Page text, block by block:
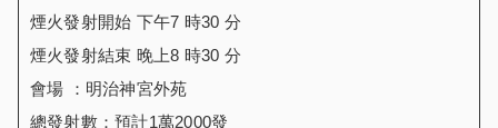
煙火發射開始 下午7 時30 分
煙火發射結束 晚上8 時30 分
會場 ：明治神宮外苑
總發射數：預計1萬2000發